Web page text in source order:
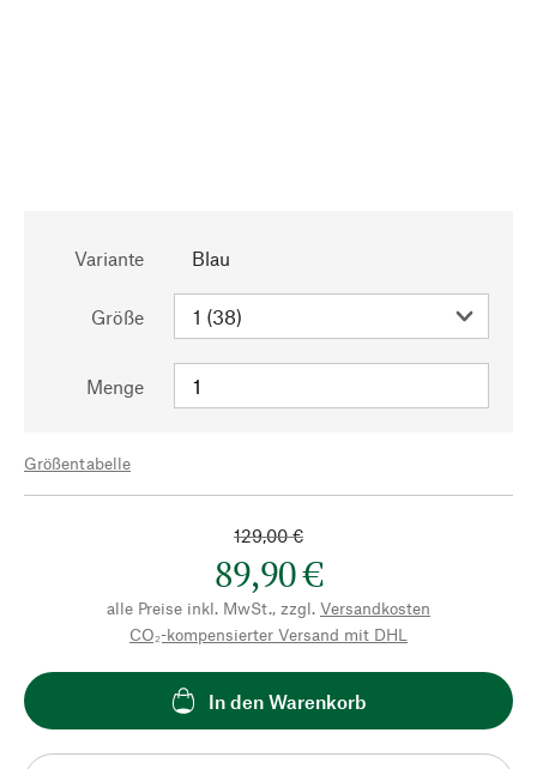
Variante Blau
Größe
Menge
Größentabelle
129,00 €
89,90 €
alle Preise inkl. MwSt., zzgl. Versandkosten
CO₂-kompensierter Versand mit DHL
In den Warenkorb